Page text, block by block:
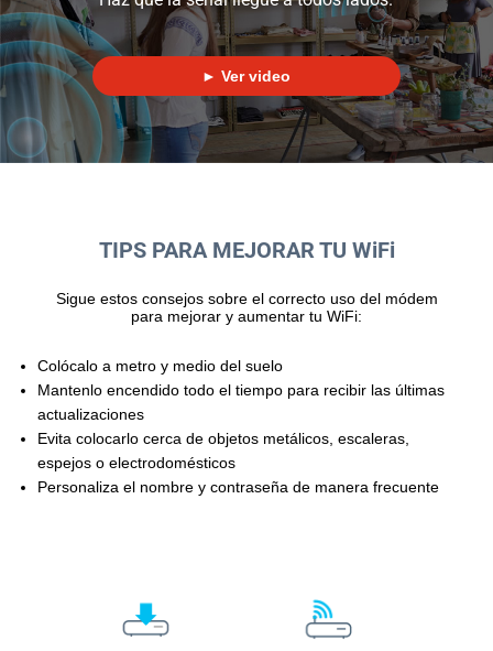
Paga
tu
Recibo
Centros
Atención
Telmex
Sitios
► Ver video
TIPS PARA MEJORAR TU WiFi
Sigue estos consejos sobre el correcto uso del módem
para mejorar y aumentar tu WiFi:
Colócalo a metro y medio del suelo
Mantenlo encendido todo el tiempo para recibir las últimas
actualizaciones
Evita colocarlo cerca de objetos metálicos, escaleras,
espejos o electrodomésticos
Personaliza el nombre y contraseña de manera frecuente